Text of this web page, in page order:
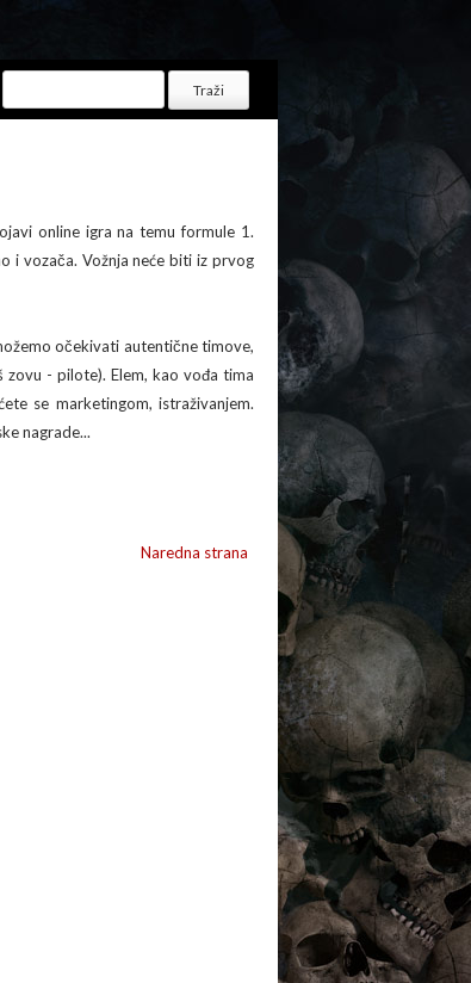
online igra na temu formule 1.
i vozača. Vožnja neće biti iz prvog
očekivati autentične timove,
- pilote). Elem, kao vođa tima
se marketingom, istraživanjem.
nagrade...
Naredna strana